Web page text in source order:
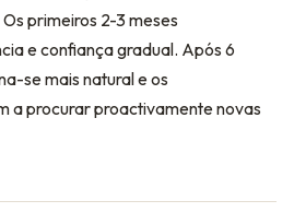
primeiros 2-3 meses
e confiança gradual. Após 6
se mais natural e os
a procurar proactivamente novas